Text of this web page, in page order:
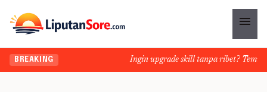
menu
BREAKING Ingin upgrade skill tanpa ribet?